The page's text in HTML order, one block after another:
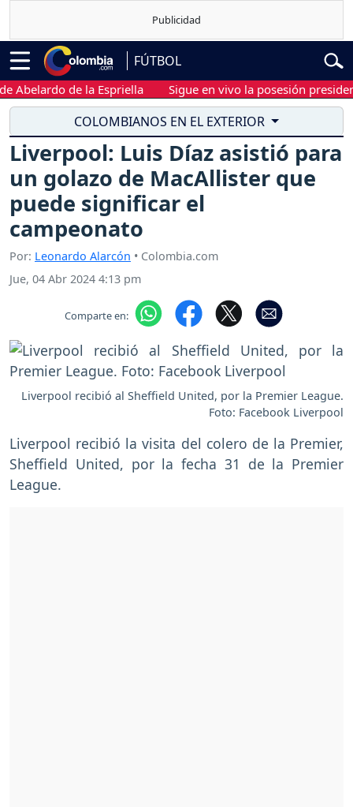
FÚTBOL
de la Espriella Sigue en vivo la posesión presidencial
COLOMBIANOS EN EL EXTERIOR
Liverpool: Luis Díaz asistió para
un golazo de MacAllister que
puede significar el
campeonato
Por: Leonardo Alarcón • Colombia.com
Jue, 04 Abr 2024 4:13 pm
Comparte en:
Liverpool recibió al Sheffield United, por la Premier League.
Foto: Facebook Liverpool
Liverpool recibió la visita del colero de la Premier,
Sheffield United, por la fecha 31 de la Premier
League.